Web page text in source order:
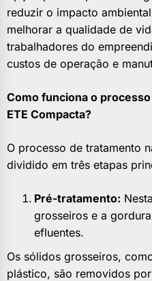
reduzir o impacto
melhorar a qualidade de
trabalhadores do
custos de operação e
Como funciona o
ETE Compacta?
O processo de tratamento
dividido em três etapas
Pré-tratamento:
grosseiros e a
efluentes.
Os sólidos grosseiros,
plástico, são removidos